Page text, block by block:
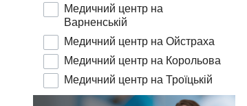
Медичний центр на
Варненській
Медичний центр на Ойстраха
Медичний центр на Корольова
Медичний центр на Троїцькій